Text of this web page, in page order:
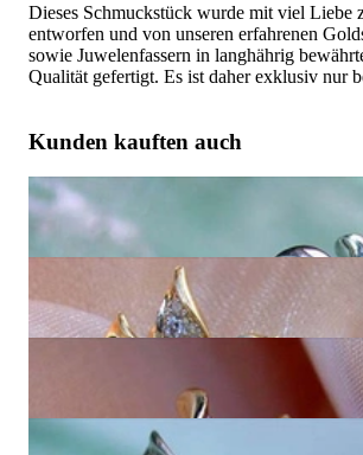
Dieses Schmuckstück wurde mit viel Liebe
entworfen und von unseren erfahrenen
sowie Juwelenfassern in langhährig
Qualität gefertigt. Es ist daher exklusiv nur
Kunden kauften auch
Femininer Tahitiperle Diamanten Ring im
Feinste goldene Südseeperlen Ohrstecker
12.580,00 €
Floraler goldene Südseeperle Anhänger mit
Tahitiperlen Brillanten Ohrstecker im Blüten-